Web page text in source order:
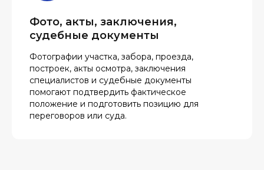
Фото, акты, заключения,
судебные документы
Фотографии участка, забора, проезда,
построек, акты осмотра, заключения
специалистов и судебные документы
помогают подтвердить фактическое
положение и подготовить позицию для
переговоров или суда.